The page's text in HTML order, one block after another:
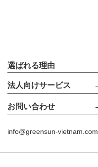
選ばれる理由
法人向けサービス
お問い合わせ
info@greensun-vietnam.com